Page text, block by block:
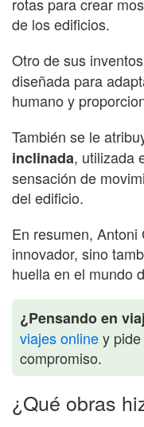
de los edificios.
Otro de sus
diseñada para
humano y
También se le
inclinada, utilizada
sensación de
del edificio.
En resumen,
innovador, sino
huella en el mundo
¿Pensando en
viajes onliney
compromiso.
¿Qué obras